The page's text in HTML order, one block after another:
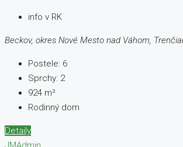
info v RK
Beckov, okres Nové Mesto nad Váhom,
Postele: 6
Sprchy: 2
924 m²
Rodinný dom
Detaily